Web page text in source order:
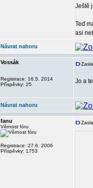
Ještě
Teď
asi
Návrat nahoru
Vossák
Registrace: 16.5. 2014
Příspěvky: 25
Jo a
Návrat nahoru
fanu
Věrnost fóru
Registrace: 27.6. 2006
Příspěvky: 1753